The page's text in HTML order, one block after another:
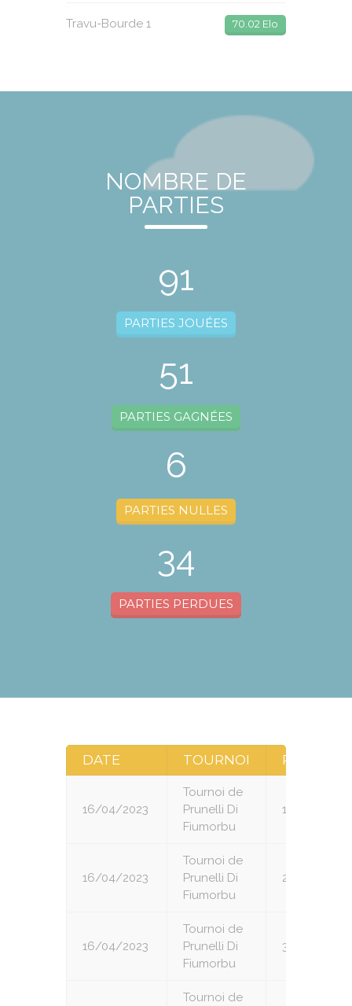
Travu-Bourde 1 70.02 Elo
NOMBRE DE
PARTIES
91
PARTIES JOUÉES
51
PARTIES GAGNÉES
6
PARTIES NULLES
34
PARTIES PERDUES
DATE TOURNOI RONDE
16/04/2023
Tournoi de
Prunelli Di
Fiumorbu
1
16/04/2023
Tournoi de
Prunelli Di
Fiumorbu
2
16/04/2023
Tournoi de
Prunelli Di
Fiumorbu
3
Tournoi de